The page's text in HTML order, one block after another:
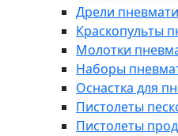
Дрели
Краскопульты
Молотки
Наборы
Оснастка для
Пистолеты
Пистолеты